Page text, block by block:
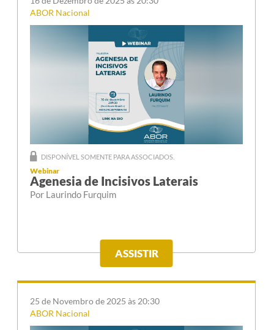
ABOR Nacional
DISPONÍVEL SOMENTE PARA ASSOCIADOS.
Webinar
Agenesia de Incisivos Laterais
Por Laurindo Furquim
ASSISTIR
25 de Novembro de 2025 às 20:30
ABOR Nacional